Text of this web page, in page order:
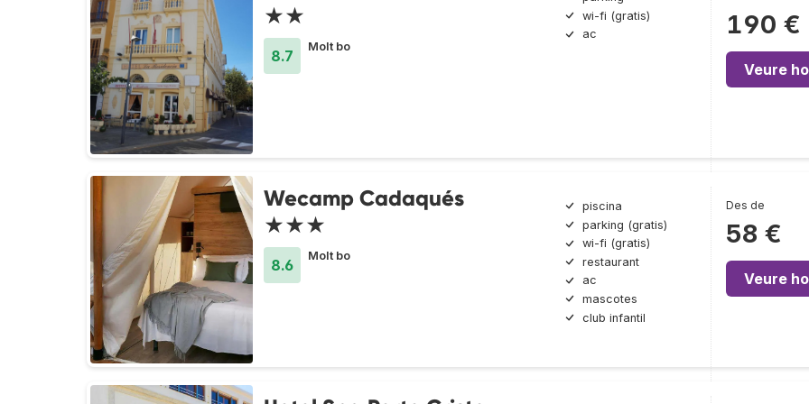
★★
8.7
Molt bo
wi-fi (gratis)
ac
190 €
Veure
Wecamp Cadaqués
★★★
8.6
Molt bo
piscina
parking (gratis)
wi-fi (gratis)
restaurant
ac
mascotes
club infantil
Des de
58 €
Veure